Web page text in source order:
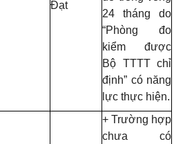
Đạt
24 tháng do
“Phòng đo
kiểm được
Bộ TTTT chỉ
định” có năng
lực thực hiện.
+ Trường hợp
chưa có